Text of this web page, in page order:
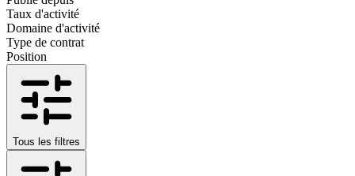
Taux d'activité
Domaine d'activité
Type de contrat
Position
Tous les filtres